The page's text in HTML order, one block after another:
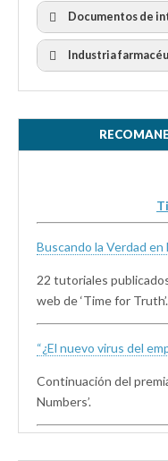
Documentos de
Industria
Buscando la Verdad en
22 tutoriales
web de ‘Time for Truth’.
“¿El nuevo virus del
Continuación del
Numbers’.